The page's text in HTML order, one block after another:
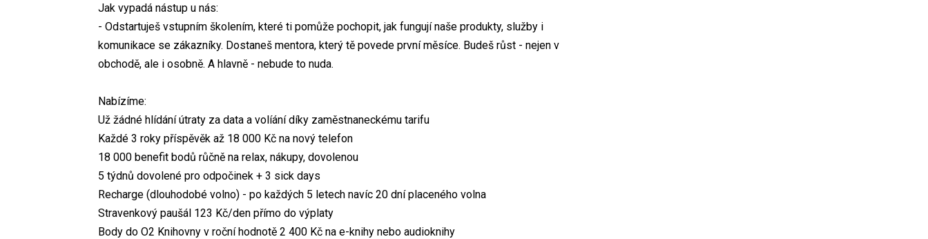
Jak vypadá nástup u nás:
- Odstartuješ vstupním školením, které ti pomůže pochopit, jak fungují naše produkty, služby i
komunikace se zákazníky. Dostaneš mentora, který tě povede první měsíce. Budeš růst - nejen v
obchodě, ale i osobně. A hlavně - nebude to nuda.
Nabízíme:
Už žádné hlídání útraty za data a volíání díky zaměstnaneckému tarifu
Každé 3 roky příspěvěk až 18 000 Kč na nový telefon
18 000 benefit bodů růčně na relax, nákupy, dovolenou
5 týdnů dovolené pro odpočinek + 3 sick days
Recharge (dlouhodobé volno) - po každých 5 letech navíc 20 dní placeného volna
Stravenkový paušál 123 Kč/den přímo do výplaty
Body do O2 Knihovny v roční hodnotě 2 400 Kč na e-knihy nebo audioknihy